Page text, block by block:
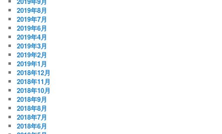
2019年8月
2019年7月
2019年6月
2019年4月
2019年3月
2019年2月
2019年1月
2018年12月
2018年11月
2018年10月
2018年9月
2018年8月
2018年7月
2018年6月